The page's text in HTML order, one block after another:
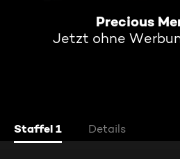
Precious
Jetzt ohne
Staffel 1 Details